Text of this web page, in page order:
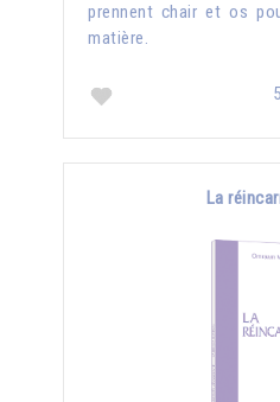
prennent chair et os
matière.
La